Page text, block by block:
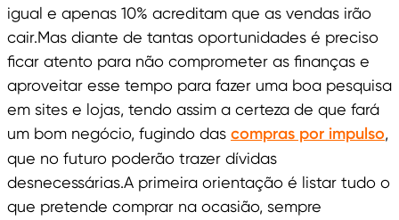
igual e apenas 10% acreditam que as vendas irão
cair.Mas diante de tantas oportunidades é preciso
ficar atento para não comprometer as finanças e
aproveitar esse tempo para fazer uma boa pesquisa
em sites e lojas, tendo assim a certeza de que fará
um bom negócio, fugindo das compras por impulso,
que no futuro poderão trazer dívidas
desnecessárias.A primeira orientação é listar tudo o
que pretende comprar na ocasião, sempre